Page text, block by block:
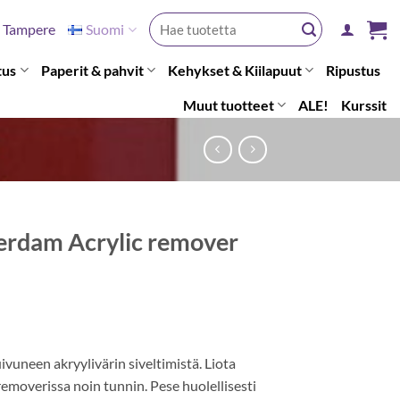
Tampere Suomi
Etsi:
Paperit & pahvit Kehykset & Kiilapuut Ripustus
Muut tuotteet ALE! Kurssit
Acrylic remover
akryylivärin siveltimistä. Liota
noin tunnin. Pese huolellisesti